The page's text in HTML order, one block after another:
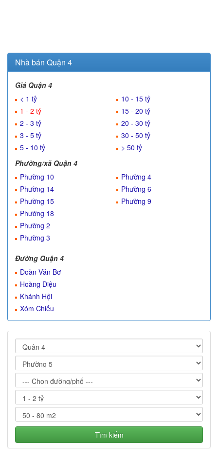
Nhà bán Quận 4
Giá Quận 4
< 1 tỷ
1 - 2 tỷ
2 - 3 tỷ
3 - 5 tỷ
5 - 10 tỷ
10 - 15 tỷ
15 - 20 tỷ
20 - 30 tỷ
30 - 50 tỷ
> 50 tỷ
Phường/xã Quận 4
Phường 10
Phường 14
Phường 15
Phường 18
Phường 2
Phường 3
Phường 4
Phường 6
Phường 9
Đường Quận 4
Đoàn Văn Bơ
Hoàng Diệu
Khánh Hội
Xóm Chiếu
Tìm kiếm